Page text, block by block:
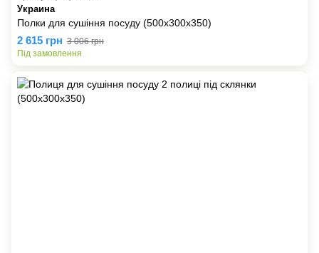
Украина
Полки для сушіння посуду (500x300x350)
2 615 грн 3 006 грн
Під замовлення